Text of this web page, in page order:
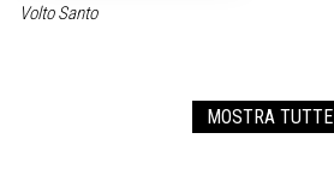
Volto Santo
MOSTRA TUTTE